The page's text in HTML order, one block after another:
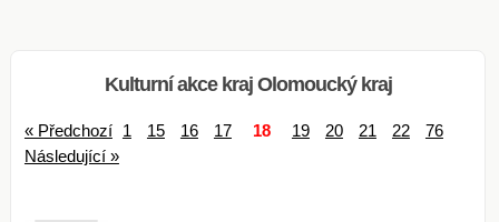
Kulturní akce kraj Olomoucký kraj
« Předchozí 1 15 16 17 18 19 20 21 22
76
Následující »